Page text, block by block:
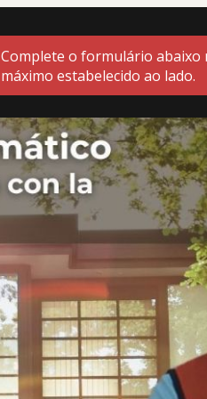
Complete o formulário abaixo
máximo estabelecido ao lado.